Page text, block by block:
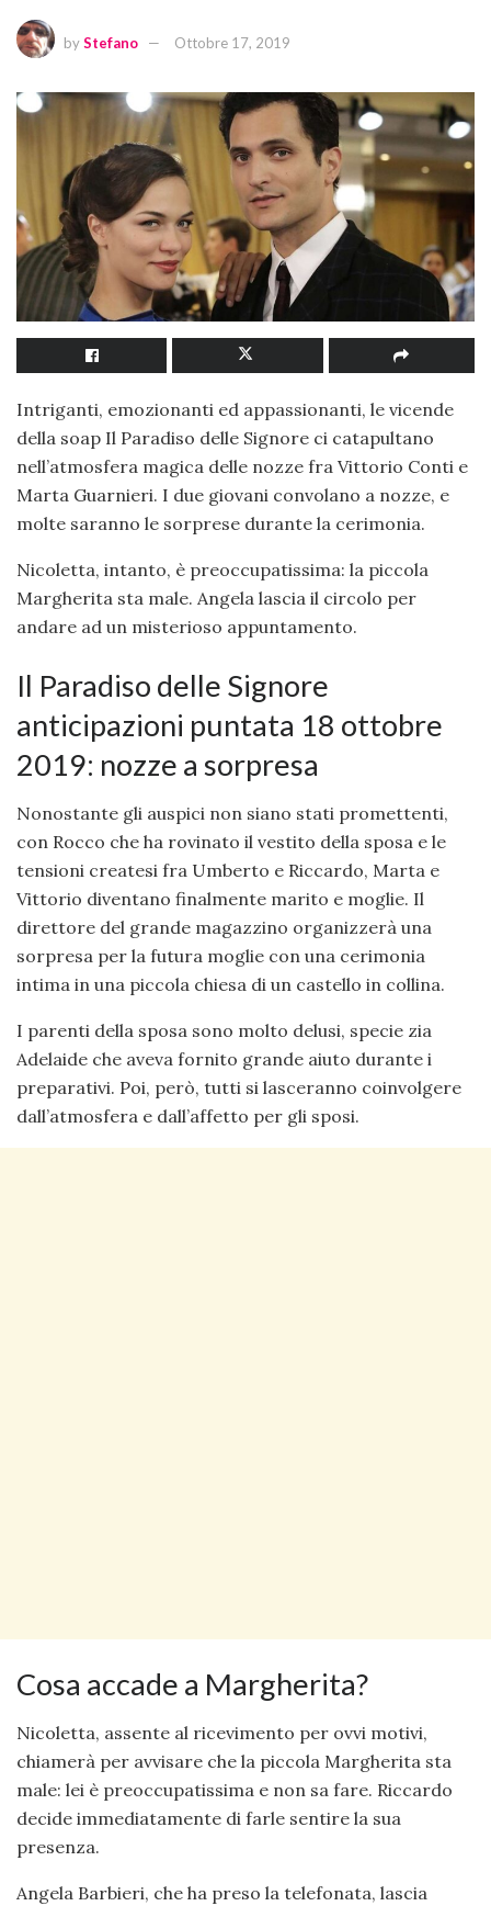
byStefano Ottobre 17, 2019
Intriganti, emozionanti ed appassionanti, le vicende
della soap Il Paradiso delle Signore ci catapultano
nell’atmosfera magica delle nozze fra Vittorio Conti e
Marta Guarnieri. I due giovani convolano a nozze, e
molte saranno le sorprese durante la cerimonia.
Nicoletta, intanto, è preoccupatissima: la piccola
Margherita sta male. Angela lascia il circolo per
andare ad un misterioso appuntamento.
Il Paradiso delle Signore
anticipazioni puntata 18 ottobre
2019: nozze a sorpresa
Nonostante gli auspici non siano stati promettenti,
con Rocco che ha rovinato il vestito della sposa e le
tensioni createsi fra Umberto e Riccardo, Marta e
Vittorio diventano finalmente marito e moglie. Il
direttore del grande magazzino organizzerà una
sorpresa per la futura moglie con una cerimonia
intima in una piccola chiesa di un castello in collina.
I parenti della sposa sono molto delusi, specie zia
Adelaide che aveva fornito grande aiuto durante i
preparativi. Poi, però, tutti si lasceranno coinvolgere
dall’atmosfera e dall’affetto per gli sposi.
Cosa accade a Margherita?
Nicoletta, assente al ricevimento per ovvi motivi,
chiamerà per avvisare che la piccola Margherita sta
male: lei è preoccupatissima e non sa fare. Riccardo
decide immediatamente di farle sentire la sua
presenza.
Angela Barbieri, che ha preso la telefonata, lascia